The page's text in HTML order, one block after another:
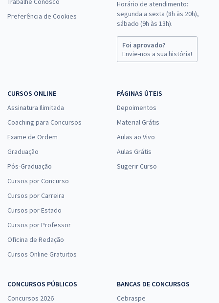
Preferência de Cookies
Horário de atendimento:
segunda a sexta (8h às 20h),
sábado (9h às 13h).
Foi aprovado?
Envie-nos a sua história!
CURSOS ONLINE
Assinatura Ilimitada
Coaching para Concursos
Exame de Ordem
Graduação
Pós-Graduação
Cursos por Concurso
Cursos por Carreira
Cursos por Estado
Cursos por Professor
Oficina de Redação
Cursos Online Gratuitos
PÁGINAS ÚTEIS
Depoimentos
Material Grátis
Aulas ao Vivo
Aulas Grátis
Sugerir Curso
CONCURSOS PÚBLICOS
Concursos 2026
BANCAS DE CONCURSOS
Cebraspe